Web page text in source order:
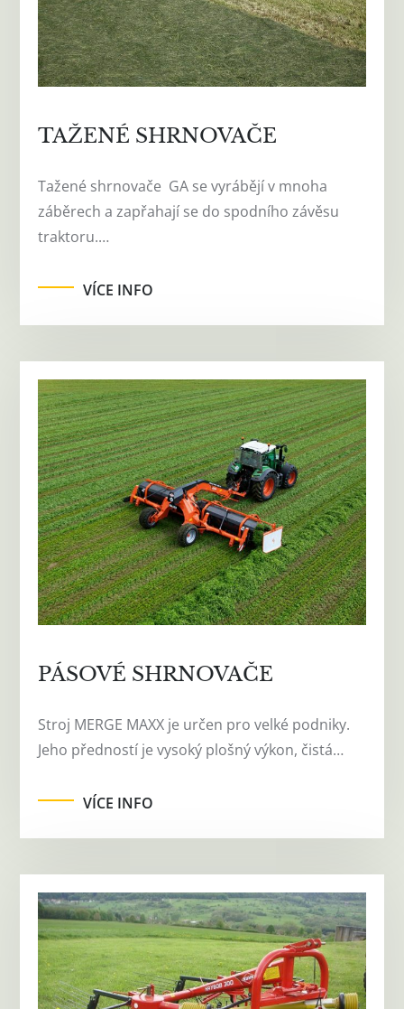
TAŽENÉ SHRNOVAČE
Tažené shrnovače GA se vyrábějí v mnoha
záběrech a zapřahají se do spodního závěsu
traktoru.…
VÍCE INFO
PÁSOVÉ SHRNOVAČE
Stroj MERGE MAXX je určen pro velké podniky.
Jeho předností je vysoký plošný výkon, čistá…
VÍCE INFO